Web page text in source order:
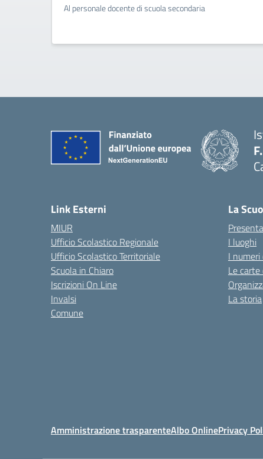
Al personale docente di scuola secondaria
Link Esterni
MIUR
Ufficio Scolastico Regionale
Ufficio Scolastico Territoriale
Scuola in Chiaro
Iscrizioni On Line
Invalsi
Comune
La
I luoghi
I
Le
La storia
Amministrazione trasparenteAlbo OnlinePrivacy